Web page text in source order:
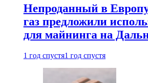
Непроданный в
газ предложили
для майнинга на
1 год спустя1 год спустя